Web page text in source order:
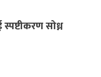
स्पष्टीकरण सोध्न